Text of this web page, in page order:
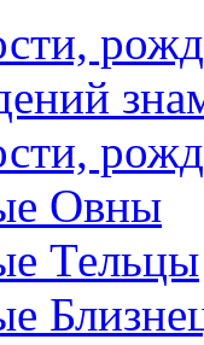
Овны
Тельцы